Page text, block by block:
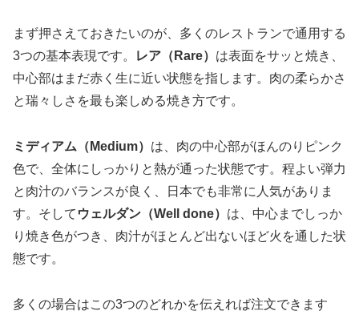
まず押さえておきたいのが、多くのレストランで通用する
3つの基本表現です。
レア（Rare） は表面をサッと焼き、
中心部はまだ赤く生に近い状態を指します。肉の柔らかさ
と瑞々しさを最も楽しめる焼き方です。
ミディアム（Medium） は、肉の中心部がほんのりピンク
色で、全体にしっかりと熱が通った状態です。程よい弾力
と肉汁のバランスが良く、日本でも非常に人気がありま
す。そして ウェルダン（Well done） は、中心までしっか
り焼き色がつき、肉汁がほとんど出ないほど火を通した状
態です。
多くの場合はこの3つのどれかを伝えれば注文できます